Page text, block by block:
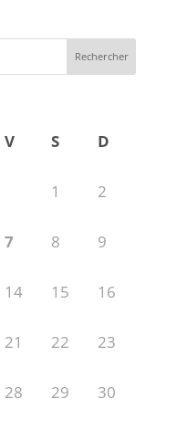
V S D
1 2
7 8 9
14 15 16
21 22 23
28 29 30